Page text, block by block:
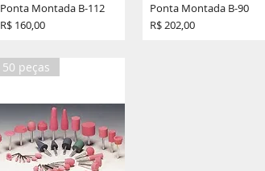
Ponta Montada B-112
Preço
R$ 160,00
Ponta Montada B-90
Preço
R$ 202,00
50 peças